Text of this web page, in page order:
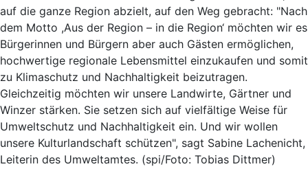
auf die ganze Region abzielt, auf den Weg gebracht: "Nach
dem Motto ,Aus der Region – in die Region‘ möchten wir es
Bürgerinnen und Bürgern aber auch Gästen ermöglichen,
hochwertige regionale Lebensmittel einzukaufen und somit
zu Klimaschutz und Nachhaltigkeit beizutragen.
Gleichzeitig möchten wir unsere Landwirte, Gärtner und
Winzer stärken. Sie setzen sich auf vielfältige Weise für
Umweltschutz und Nachhaltigkeit ein. Und wir wollen
unsere Kulturlandschaft schützen", sagt Sabine Lachenicht,
Leiterin des Umweltamtes. (spi/Foto: Tobias Dittmer)